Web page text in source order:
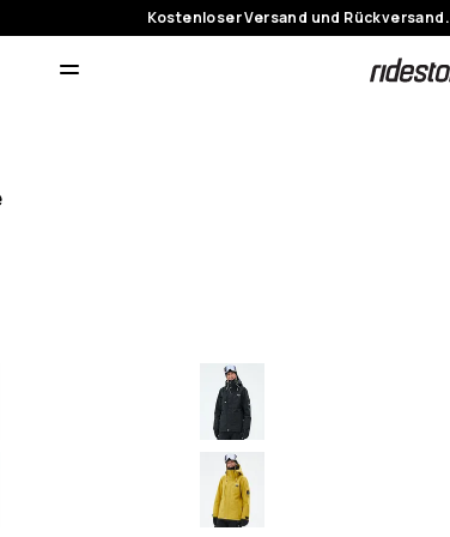
Kostenloser Versand und Rückversand.